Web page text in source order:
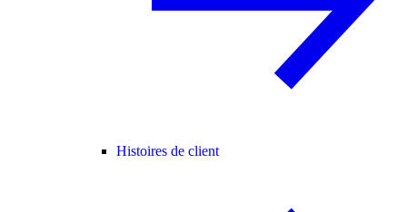
Histoires de client